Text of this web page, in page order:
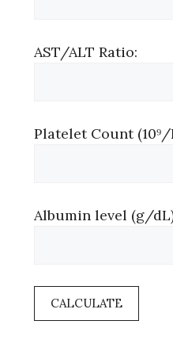
AST/ALT Ratio:
Platelet Count (10⁹/
Albumin level (g/
CALCULATE